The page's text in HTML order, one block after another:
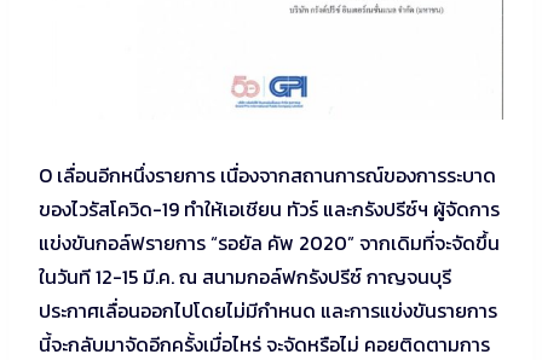
O เลื่อนอีกหนึ่งรายการ เนื่องจากสถานการณ์ของการระบาด
ของไวรัสโควิด-19 ทำให้เอเชียน ทัวร์ และกรังปรีซ์ฯ ผู้จัดการ
แข่งขันกอล์ฟรายการ “รอยัล คัพ 2020” จากเดิมที่จะจัดขึ้น
ในวันที 12-15 มี.ค. ณ สนามกอล์ฟกรังปรีซ์ กาญจนบุรี
ประกาศเลื่อนออกไปโดยไม่มีกำหนด และการแข่งขันรายการ
นี้จะกลับมาจัดอีกครั้งเมื่อไหร่ จะจัดหรือไม่ คอยติดตามการ